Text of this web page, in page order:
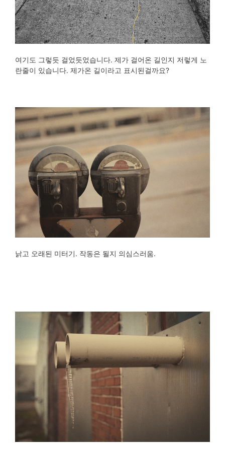
여기도 그렇듯 걸었듯었습니다. 제가 걸어온 길인지 저렇게 노
란줄이 있습니다. 제가온 길이라고 표시된걸까요?
낡고 오래된 미터기. 작동은 될지 의심스러움.